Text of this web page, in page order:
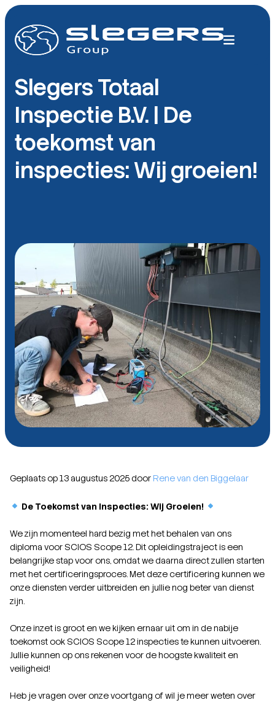
Slegers Totaal
Inspectie B.V. | De
toekomst van
inspecties: Wij groeien!
Geplaats op 13 augustus 2025 door Rene van den Biggelaar
De Toekomst van Inspecties: Wij Groeien!
We zijn momenteel hard bezig met het behalen van ons
diploma voor SCIOS Scope 12. Dit opleidingstraject is een
belangrijke stap voor ons, omdat we daarna direct zullen starten
met het certificeringsproces. Met deze certificering kunnen we
onze diensten verder uitbreiden en jullie nog beter van dienst
zijn.
Onze inzet is groot en we kijken ernaar uit om in de nabije
toekomst ook SCIOS Scope 12 inspecties te kunnen uitvoeren.
Jullie kunnen op ons rekenen voor de hoogste kwaliteit en
veiligheid!
Heb je vragen over onze voortgang of wil je meer weten over